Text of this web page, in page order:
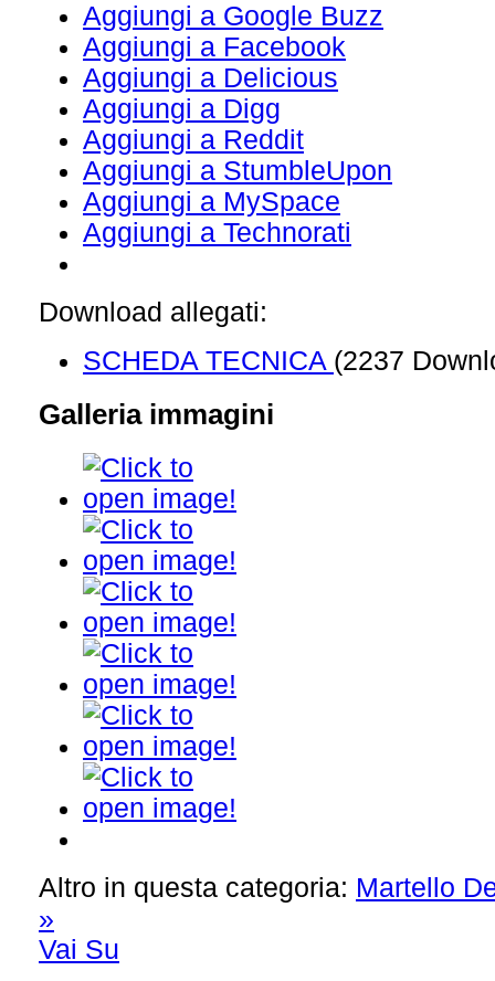
Aggiungi a Google Buzz
Aggiungi a Facebook
Aggiungi a Delicious
Aggiungi a Digg
Aggiungi a Reddit
Aggiungi a StumbleUpon
Aggiungi a MySpace
Aggiungi a Technorati
Download allegati:
SCHEDA TECNICA (2237
Galleria immagini
Altro in questa categoria: Martello
»
Vai Su